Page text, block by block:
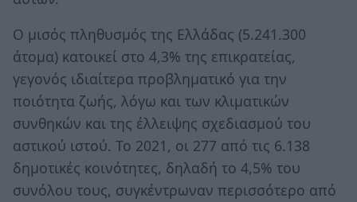
Ο μισός πληθυσμός της Ελλάδας (5.241.300
άτομα) κατοικεί στο 4,3% της επικρατείας,
γεγονός ιδιαίτερα προβληματικό για την
ποιότητα ζωής, λόγω και των κλιματικών
συνθηκών και της έλλειψης σχεδιασμού του
αστικού ιστού. Το 2021, οι 277 από τις 6.138
δημοτικές κοινότητες, δηλαδή το 4,5% του
συνόλου τους, συγκέντρωναν περισσότερο από